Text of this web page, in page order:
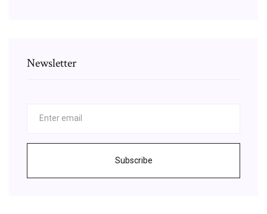
Newsletter
Subscribe